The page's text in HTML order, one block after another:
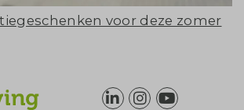
voor deze zomer